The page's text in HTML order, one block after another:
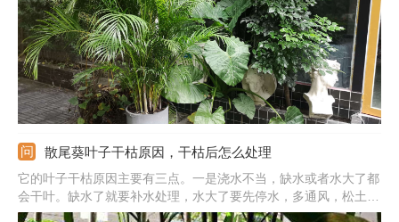
散尾葵叶子干枯原因，干枯后怎么处理
它的叶子干枯原因主要有三点。一是浇水不当，缺水或者水大了都
会干叶。缺水了就要补水处理，水大了要先停水，多通风，松土蒸
发水分。二是施肥太多了。施加的肥料过量会烧根，时间长了叶片